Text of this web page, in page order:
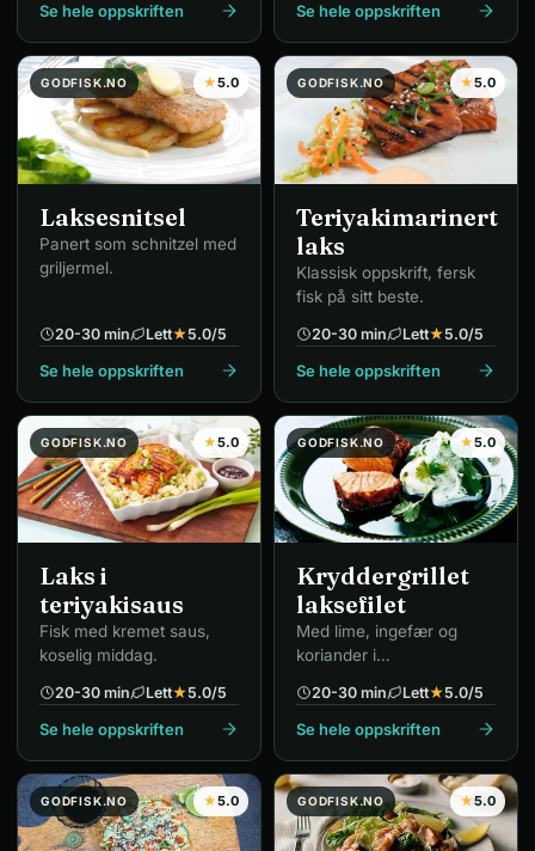
Se hele oppskriften Se hele oppskriften
GODFISK.NO ★5.0
Laksesnitsel
Panert som schnitzel med
griljermel.
20-30 min Lett★5.0/5
Se hele oppskriften
GODFISK.NO ★5.0
Teriyakimarinert
laks
Klassisk oppskrift, fersk
fisk på sitt beste.
20-30 min Lett★5.0/5
Se hele oppskriften
GODFISK.NO ★5.0
Laks i
teriyakisaus
Fisk med kremet saus,
koselig middag.
20-30 min Lett★5.0/5
Se hele oppskriften
GODFISK.NO ★5.0
Kryddergrillet
laksefilet
Med lime, ingefær og
koriander i
20-30 min Lett★5.0/5
Se hele oppskriften
GODFISK.NO ★5.0 GODFISK.NO ★5.0